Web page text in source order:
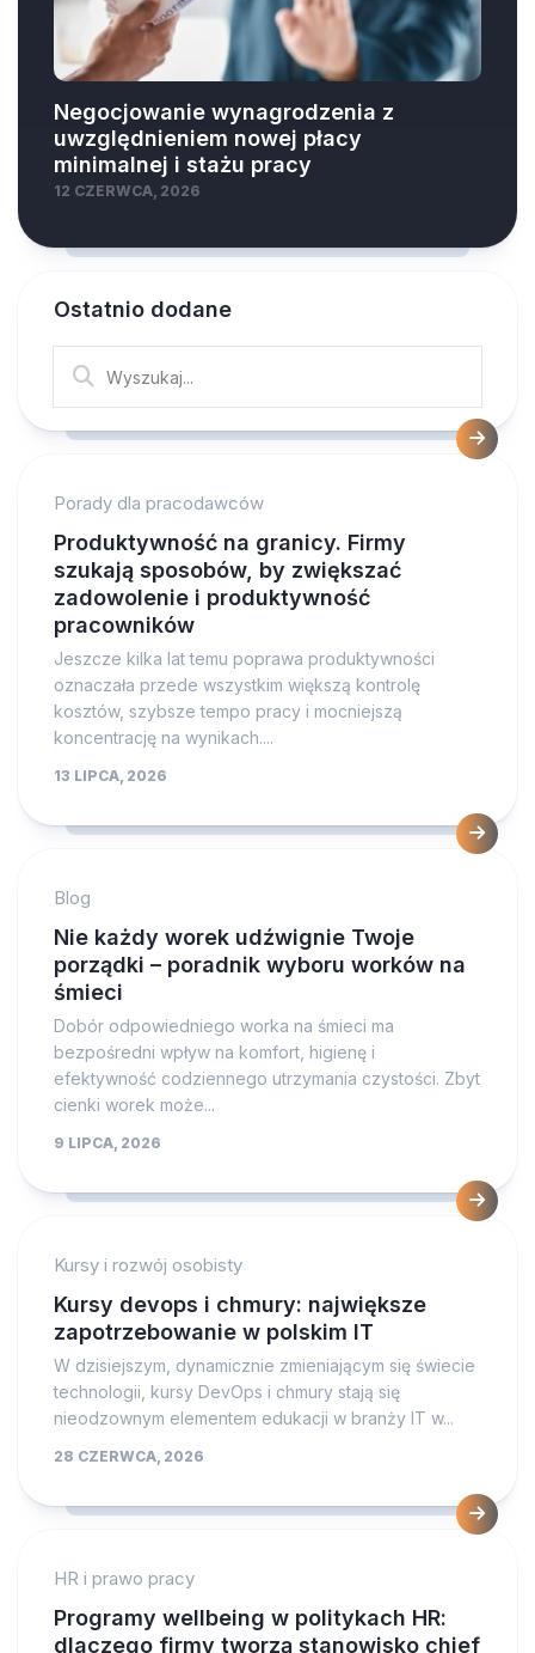
Negocjowanie wynagrodzenia z
uwzględnieniem nowej płacy
minimalnej i stażu pracy
12 CZERWCA, 2026
Ostatnio dodane
Porady dla pracodawców
Produktywność na granicy. Firmy
szukają sposobów, by zwiększać
zadowolenie i produktywność
pracowników
Jeszcze kilka lat temu poprawa produktywności
oznaczała przede wszystkim większą kontrolę
kosztów, szybsze tempo pracy i mocniejszą
koncentrację na wynikach....
13 LIPCA, 2026
Blog
Nie każdy worek udźwignie Twoje
porządki – poradnik wyboru worków na
śmieci
Dobór odpowiedniego worka na śmieci ma
bezpośredni wpływ na komfort, higienę i
efektywność codziennego utrzymania czystości. Zbyt
cienki worek może...
9 LIPCA, 2026
Kursy i rozwój osobisty
Kursy devops i chmury: największe
zapotrzebowanie w polskim IT
W dzisiejszym, dynamicznie zmieniającym się świecie
technologii, kursy DevOps i chmury stają się
nieodzownym elementem edukacji w branży IT w...
28 CZERWCA, 2026
HR i prawo pracy
Programy wellbeing w politykach HR:
dlaczego firmy tworzą stanowisko chief